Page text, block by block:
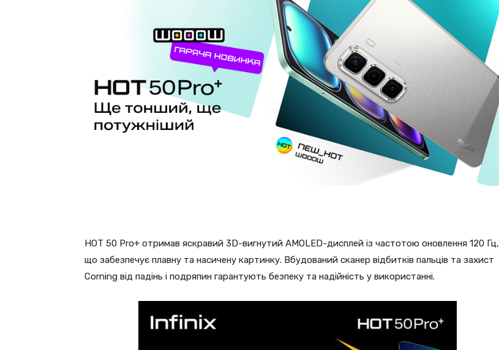
HOT 50 Pro+ отримав яскравий 3D-вигнутий AMOLED-дисплей із частотою оновлення 120 Гц,
що забезпечує плавну та насичену картинку. Вбудований сканер відбитків пальців та захист
Corning від падінь і подряпин гарантують безпеку та надійність у використанні.